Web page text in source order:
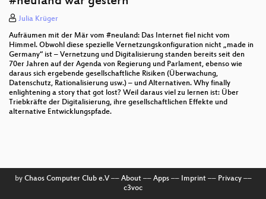
Julia Krüger
Aufräumen mit der Mär vom #neuland: Das Internet fiel nicht vom
Himmel. Obwohl diese spezielle Vernetzungskonfiguration nicht „made in
Germany“ ist – Vernetzung und Digitalisierung standen bereits seit den
70er Jahren auf der Agenda von Regierung und Parlament, ebenso wie
daraus sich ergebende gesellschaftliche Risiken (Überwachung,
Datenschutz, Rationalisierung usw.) – und Alternativen. Why finally
enlightening a story that got lost? Weil daraus viel zu lernen ist: Über
Triebkräfte der Digitalisierung, ihre gesellschaftlichen Effekte und
alternative Entwicklungspfade.
by Chaos Computer Club e.V–– About–– Apps–– Imprint–– Privacy––
c3voc